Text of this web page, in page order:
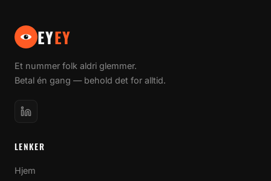
EYEY
Et nummer folk aldri glemmer.
Betal én gang — behold det for alltid.
LENKER
Hjem